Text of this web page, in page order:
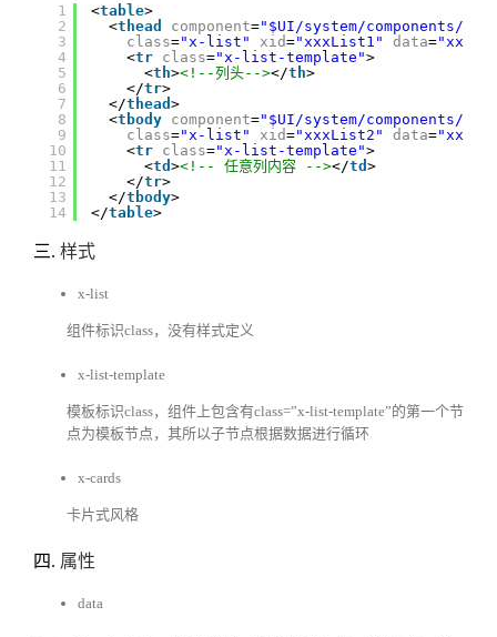
1
2
3
4
5
6
7
8
9
10
11
12
13
14
<table>
<thead component="$UI/system/
class="x-list" xid="xxxList1" data=
<tr class="x-list-template">
<th><!--列头--></th>
</tr>
</thead >
<tbody component="$UI/system/
class="x-list" xid="xxxList2" data=
<tr class="x-list-template">
<td ><!-- 任意列内容 --></td >
</tr>
</tbody>
</table>
三. 样式
x-list
组件标识class，没有样式定义
x-list-template
模板标识class，组件上包含有class=”x-list-template”的第一个节
点为模板节点，其所以子节点根据数据进行循环
x-cards
卡片式风格
四. 属性
data